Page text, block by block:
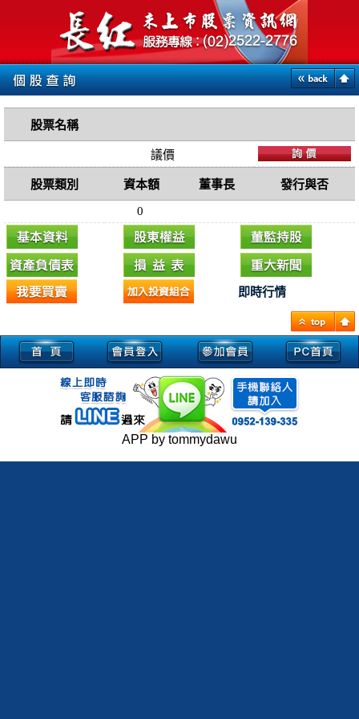
股票名稱
議價
股票類別 資本額 董事長 發行與否
0
即時行情
APP by tommydawu